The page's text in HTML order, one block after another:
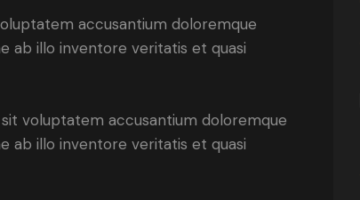
accusantium doloremque
ab illo inventore veritatis et quasi
voluptatem accusantium doloremque
ab illo inventore veritatis et quasi